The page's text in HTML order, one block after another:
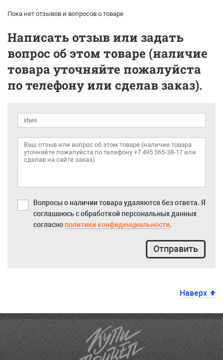
Пока нет отзывов и вопросов о товаре
Написать отзыв или задать
вопрос об этом товаре (наличие
товара уточняйте пожалуйста
по телефону или сделав заказ).
Вопросы о наличии товара удаляются без ответа. Я
соглашаюсь с обработкой персональных данных
согласно политики конфиденциальности.
Отправить
Наверх